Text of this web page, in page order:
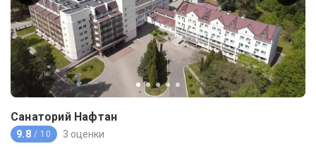
Санаторий Нафтан
9.8 / 10 3 оценки